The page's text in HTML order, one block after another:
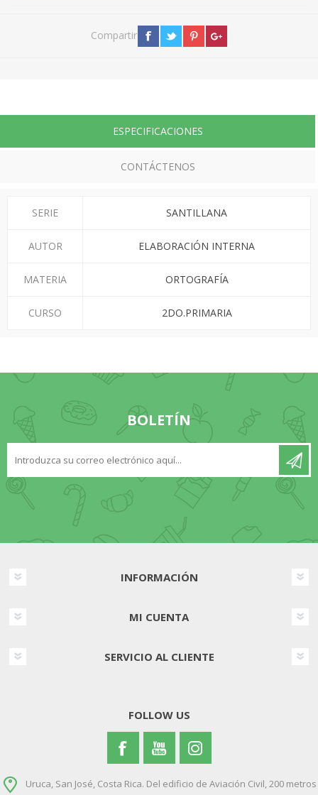
Compartir
ESPECIFICACIONES
CONTÁCTENOS
SERIE SANTILLANA
AUTOR ELABORACIÓN INTERNA
MATERIA ORTOGRAFÍA
CURSO 2DO.PRIMARIA
BOLETÍN
INFORMACIÓN
MI CUENTA
SERVICIO AL CLIENTE
FOLLOW US
Uruca, San José, Costa Rica. Del edificio de Aviación Civil, 200 metros